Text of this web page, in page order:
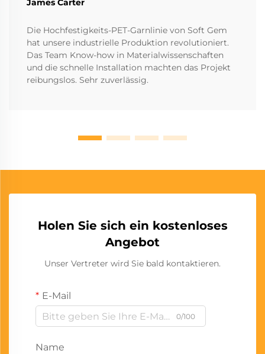
James Carter
Die Hochfestigkeits-PET-Garnlinie von Soft Gem
hat unsere industrielle Produktion revolutioniert.
Das Team Know-how in Materialwissenschaften
und die schnelle Installation machten das Projekt
reibungslos. Sehr zuverlässig.
Holen Sie sich ein kostenloses
Angebot
Unser Vertreter wird Sie bald kontaktieren.
E-Mail
0/100
Name